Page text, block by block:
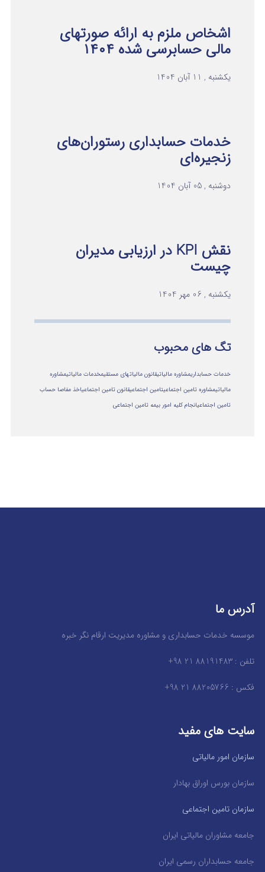
اشخاص ملزم به ارائه صورتهای
مالی حسابرسی شده ۱۴۰۴
یکشنبه , 11 آبان 1404
خدمات حسابداری رستوران‌های
زنجیره‌ای
دوشنبه , 05 آبان 1404
نقش KPI در ارزیابی مدیران
چیست
یکشنبه , 06 مهر 1404
تگ های محبوب
خدمات حسابداریمشاوره مالیاتیقانون مالیاتهای مستقیمخدمات مالیاتیمشاوره
مالياتيمشاوره تامین اجتماعیتامین اجتماعیقانون تامین اجتماعیاخذ مفاصا حساب
تامین اجتماعیانجام کلیه امور بیمه تامین اجتماعی
آدرس ما
موسسه خدمات حسابداری و مشاوره مدیریت ارقام نگر خبره
تلفن : 88191483 21 98+
فکس : 88205766 21 98+
سایت های مفید
سازمان امور مالیاتی
سازمان بورس اوراق بهادار
سازمان تامین اجتماعی
جامعه مشاوران مالیاتی ایران
جامعه حسابداران رسمی ایران